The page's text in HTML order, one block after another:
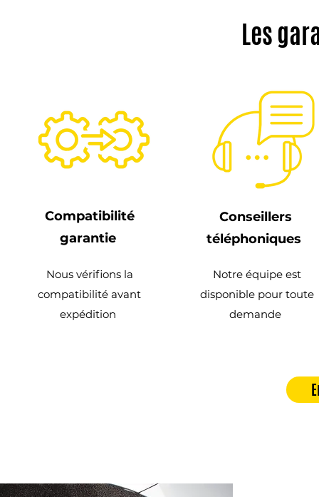
Les
Compatibilité
garantie
Nous vérifions la
compatibilité avant
expédition
Conseillers
téléphoniques
Notre équipe est
disponible pour toute
demande